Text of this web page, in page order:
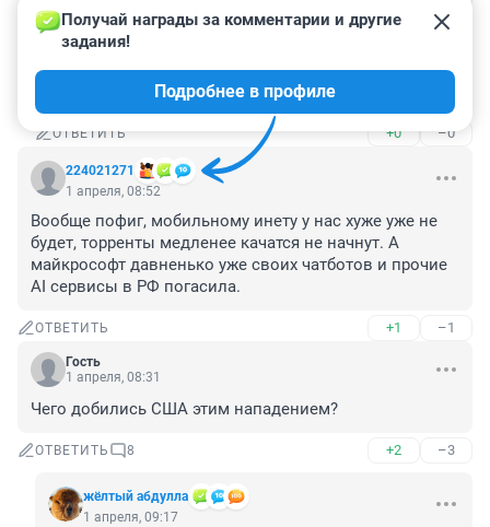
Гость
вроде бы как обещают 72 гурии
ОТВЕТИТЬ +0 –0
224021271
Получай награды за комментарии и другие
задания!
Подробнее в профиле
1 апреля, 08:52
Вообще пофиг, мобильному инету у нас хуже уже не
будет, торренты медленее качатся не начнут. А
майкрософт давненько уже своих чатботов и прочие
AI сервисы в РФ погасила.
ОТВЕТИТЬ +1 –1
Гость
1 апреля, 08:31
Чего добились США этим нападением?
ОТВЕТИТЬ 8 +2 –3
жёлтый абдулла
1 апреля, 09:17